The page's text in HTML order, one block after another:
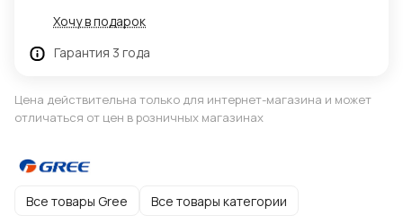
Хочу в подарок
Гарантия 3 года
Цена действительна только для интернет-магазина и может
отличаться от цен в розничных магазинах
Все товары Gree Все товары категории